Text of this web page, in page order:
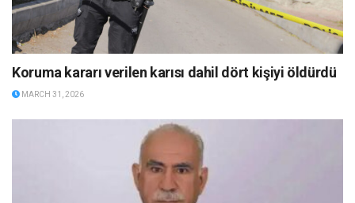
Koruma kararı verilen karısı dahil dört kişiyi öldürdü
MARCH 31, 2026